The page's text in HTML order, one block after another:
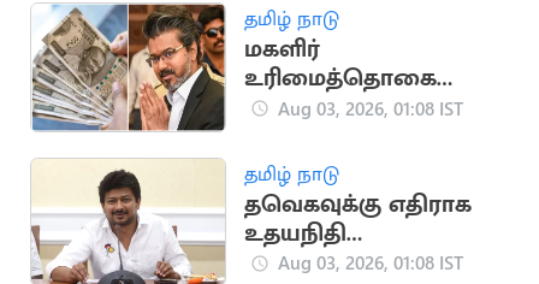
தமிழ் நாடு
மகளிர்
உரிமைத்தொகை
ரூ.2,500 எப்போது?..
கிடைக்குமா?
Aug 03, 2026, 01:08 IST
தமிழ் நாடு
தவெகவுக்கு எதிராக
உதயநிதி
தலைமையில்
Aug 03, 2026, 01:08 IST